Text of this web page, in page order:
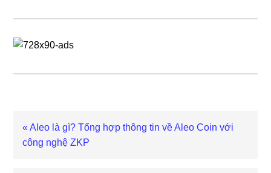
Previous
Post:
« Aleo là gì? Tổng hợp thông tin về Aleo Coin với
công nghệ ZKP